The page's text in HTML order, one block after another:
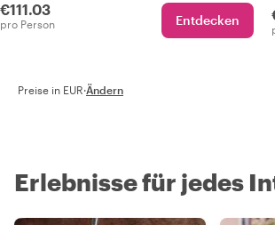
€111.03
pro Person Entdecken
Preise in EUR·Ändern
Erlebnisse für jedes